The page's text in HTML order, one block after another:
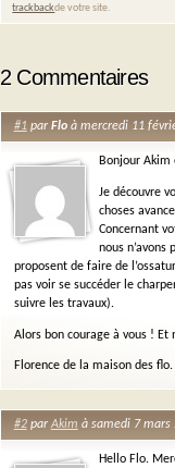
trackbackde votre site.
2 Commentaires
#1par Floà mercredi 11
Bonjour
Je découvre
choses
Concernant
nous
proposent de faire de
pas voir se succéder le
suivre les travaux).
Alors bon courage à vous !
Florence de la maison des flo.
#2par Akim à samedi 7 mars
Hello Flo.